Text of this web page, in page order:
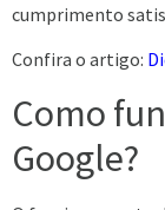
cumprimento
Confira o artigo:
Como
Google?